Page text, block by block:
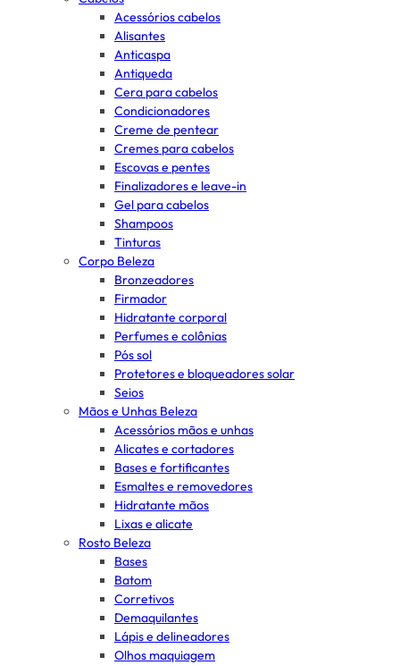
Acessórios cabelos
Alisantes
Anticaspa
Antiqueda
Cera para cabelos
Condicionadores
Creme de pentear
Cremes para cabelos
Escovas e pentes
Finalizadores e leave-in
Gel para cabelos
Shampoos
Tinturas
Corpo Beleza
Bronzeadores
Firmador
Hidratante corporal
Perfumes e colônias
Pós sol
Protetores e bloqueadores solar
Seios
Mãos e Unhas Beleza
Acessórios mãos e unhas
Alicates e cortadores
Bases e fortificantes
Esmaltes e removedores
Hidratante mãos
Lixas e alicate
Rosto Beleza
Bases
Batom
Corretivos
Demaquilantes
Lápis e delineadores
Olhos maquiagem